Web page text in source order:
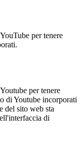
per tenere
per tenere
di Youtube incorporati
del sito web sta
di